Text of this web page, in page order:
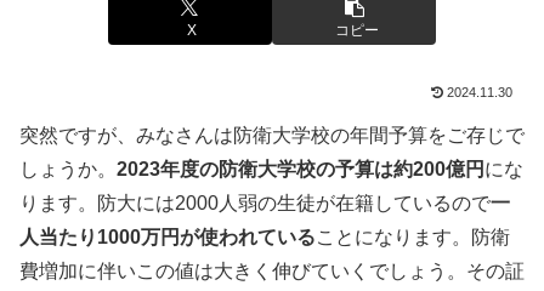
X コピー
2024.11.30
突然ですが、みなさんは防衛大学校の年間予算をご存じで
しょうか。 2023年度の防衛大学校の予算は約200億円 にな
ります。防大には2000人弱の生徒が在籍しているので一
人当たり1000万円が使われていることになります。防衛
費増加に伴いこの値は大きく伸びていくでしょう。その証